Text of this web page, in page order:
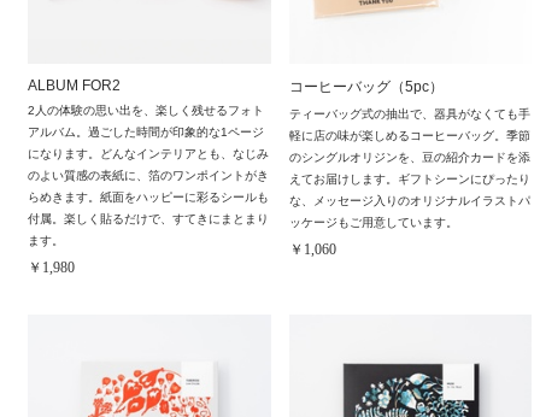
ALBUM FOR2
2人の体験の思い出を、楽しく残せるフォト
アルバム。過ごした時間が印象的な1ページ
になります。どんなインテリアとも、なじみ
のよい質感の表紙に、箔のワンポイントがき
らめきます。紙面をハッピーに彩るシールも
付属。楽しく貼るだけで、すてきにまとまり
ます。
￥1,980
コーヒーバッグ（5pc）
ティーバッグ式の抽出で、器具がなくても手
軽に店の味が楽しめるコーヒーバッグ。季節
のシングルオリジンを、豆の紹介カードを添
えてお届けします。ギフトシーンにぴったり
な、メッセージ入りのオリジナルイラストパ
ッケージもご用意しています。
￥1,060